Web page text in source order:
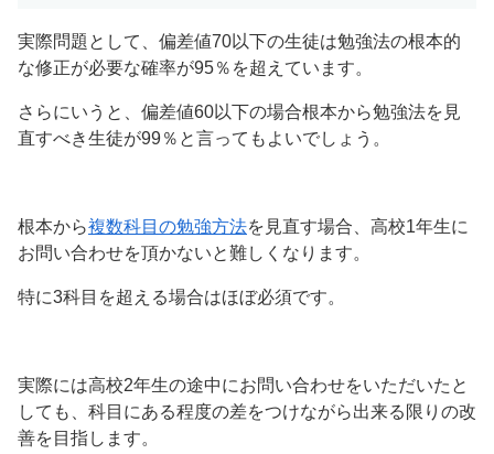
実際問題として、偏差値70以下の生徒は勉強法の根本的
な修正が必要な確率が95％を超えています。
さらにいうと、偏差値60以下の場合根本から勉強法を見
直すべき生徒が99％と言ってもよいでしょう。
根本から複数科目の勉強方法を見直す場合、高校1年生に
お問い合わせを頂かないと難しくなります。
特に3科目を超える場合はほぼ必須です。
実際には高校2年生の途中にお問い合わせをいただいたと
しても、科目にある程度の差をつけながら出来る限りの改
善を目指します。